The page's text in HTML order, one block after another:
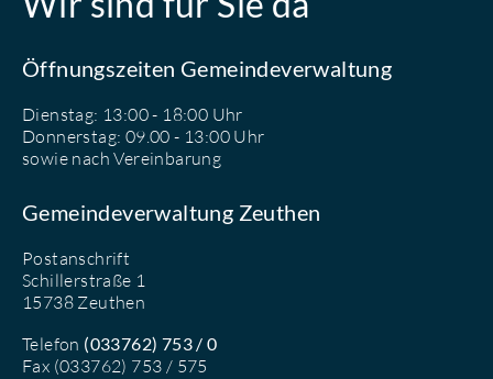
Öffnungszeiten Gemeindeverwaltung
Dienstag: 13:00 - 18:00 Uhr
Donnerstag: 09.00 - 13:00 Uhr
sowie nach Vereinbarung
Gemeindeverwaltung Zeuthen
Postanschrift
Schillerstraße 1
15738 Zeuthen
Telefon (033762) 753 / 0
Fax (033762) 753 / 575